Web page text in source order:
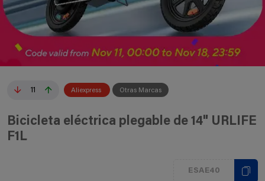
11 Aliexpress Otras Marcas
Bicicleta eléctrica plegable de 14" URLIFE
F1L
ESAE40